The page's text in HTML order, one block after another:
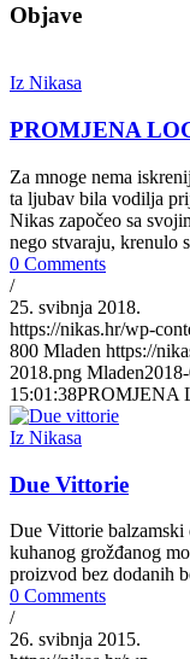
Objave
Iz Nikasa
PROMJENA
Za mnoge nema
ta ljubav bila vodilja
Nikas započeo sa
nego stvaraju, krenulo
0 Comments
/
25. svibnja 2018.
https://nikas.hr/wp-
800 Mladen https://
2018.png Mladen
15:01:38PROMJENA
Iz Nikasa
Due Vittorie
Due Vittorie balzamski
kuhanog grožđanog
proizvod bez dodanih
0 Comments
/
26. svibnja 2015.